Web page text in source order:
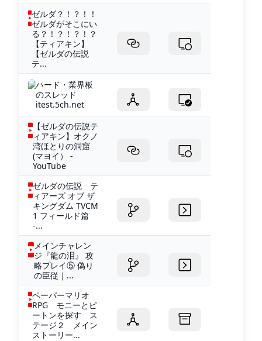
ゼルダ？！？！！
ゼルダがそこにい
る？！？！？！？
【ティアキン】
【ゼルダの伝説
テ...
ハード・業界板
のスレッド
itest.5ch.net
【ゼルダの伝説テ
ィアキン】オクノ
湾ほとりの洞窟
(マヨイ） -
YouTube
ゼルダの伝説 テ
ィアーズ オブ ザ
キングダム TVCM
1 フィールド篇
-...
メインチャレン
ジ『龍の泪』 攻
略プレイ⑤ 偽り
の臣従｜...
ペーパーマリオ
RPG モニーとピ
ートンを探す ス
テージ２ メイン
ストーリー...